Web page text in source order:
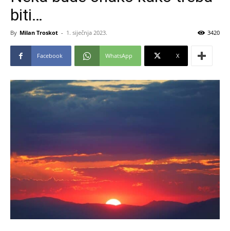
biti…
By Milan Troskot - 1. siječnja 2023. 3420
Facebook WhatsApp X